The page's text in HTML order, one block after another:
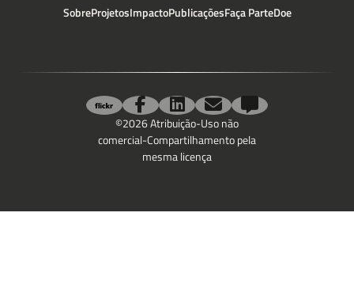
SobreProjetosImpactoPublicaçõesFaça ParteDoe
©2026 Atribuição-Uso não
comercial-Compartilhamento pela
mesma licença
Sobrenome